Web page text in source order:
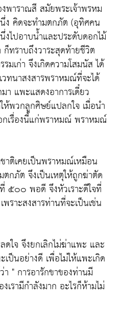
พาราณสี สมัยพระเจ้าพรหม
คิดจะทำมตกภัต (อุทิศคน
ไปอาบน้ำและประดับดอกไม้
ทราบถึงวาระสุดท้ายชีวิต
มเก่า จึงเกิดความโสมนัส ได้
วทนาสงสารพราหมณ์ที่จะได้
า แพะแสดงอาการเดี๋ยว
ห้พวกลูกศิษย์แปลกใจ เมื่อนำ
เรื่องนี้แก่พราหมณ์ พราหมณ์
ติเคยเป็นพราหมณ์เหมือน
กภัต จึงเป็นเหตุให้ถูกฆ่าตัด
๕๐๐ พอดี จึงหัวเราะดีใจที่
ราะสงสารท่านที่จะเป็นเช่น
ใจ จึงยกเลิกไม่ฆ่าแพะ และ
ป็นอย่างดี เพื่อไม่ให้แพะเกิด
" การอารักขาของท่านมี
รามีกำลังมาก อะไรก็ห้ามไม่